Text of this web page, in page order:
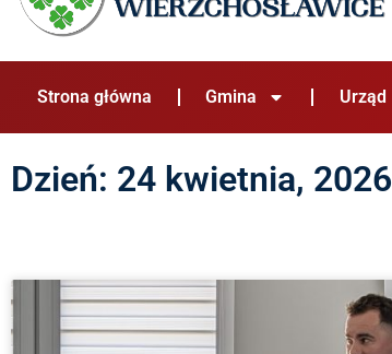
Strona główna Gmina Urząd
Dzień: 24 kwietnia, 2026